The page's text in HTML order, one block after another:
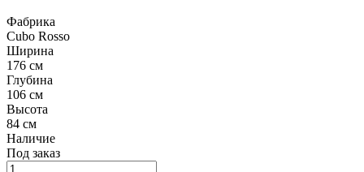
Фабрика
Cubo Rosso
Ширина
176 см
Глубина
106 см
Высота
84 см
Наличие
Под заказ